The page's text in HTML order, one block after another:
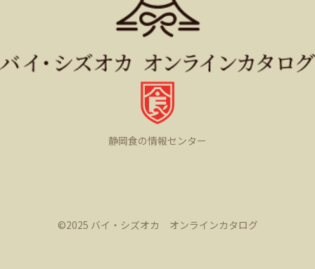
静岡食の情報センター
©️2025 バイ・シズオカ オンラインカタログ